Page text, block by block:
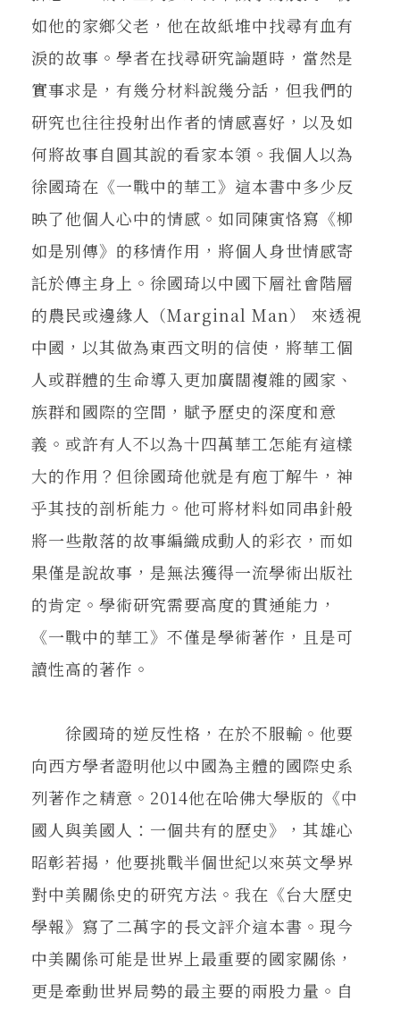
如他的家鄉父老，他在故紙堆中找尋有血有
淚的故事。學者在找尋研究論題時，當然是
實事求是，有幾分材料說幾分話，但我們的
研究也往往投射出作者的情感喜好，以及如
何將故事自圓其說的看家本領。我個人以為
徐國琦在《一戰中的華工》這本書中多少反
映了他個人心中的情感。如同陳寅恪寫《柳
如是別傳》的移情作用，將個人身世情感寄
託於傳主身上。徐國琦以中國下層社會階層
的農民或邊緣人（Marginal Man） 來透視
中國，以其做為東西文明的信使，將華工個
人或群體的生命導入更加廣闊複雜的國家、
族群和國際的空間，賦予歷史的深度和意
義。或許有人不以為十四萬華工怎能有這樣
大的作用？但徐國琦他就是有庖丁解牛，神
乎其技的剖析能力。他可將材料如同串針般
將一些散落的故事編織成動人的彩衣，而如
果僅是說故事，是無法獲得一流學術出版社
的肯定。學術研究需要高度的貫通能力，
《一戰中的華工》不僅是學術著作，且是可
讀性高的著作。
徐國琦的逆反性格，在於不服輸。他要
向西方學者證明他以中國為主體的國際史系
列著作之精意。2014他在哈佛大學版的《中
國人與美國人：一個共有的歷史》，其雄心
昭彰若揭，他要挑戰半個世紀以來英文學界
對中美關係史的研究方法。我在《台大歷史
學報》寫了二萬字的長文評介這本書。現今
中美關係可能是世界上最重要的國家關係，
更是牽動世界局勢的最主要的兩股力量。自